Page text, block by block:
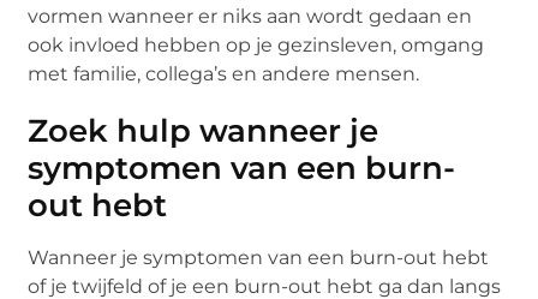
vormen wanneer er niks aan wordt gedaan en
ook invloed hebben op je gezinsleven, omgang
met familie, collega’s en andere mensen.
Zoek hulp wanneer je
symptomen van een burn-
out hebt
Wanneer je symptomen van een burn-out hebt
of je twijfeld of je een burn-out hebt ga dan langs